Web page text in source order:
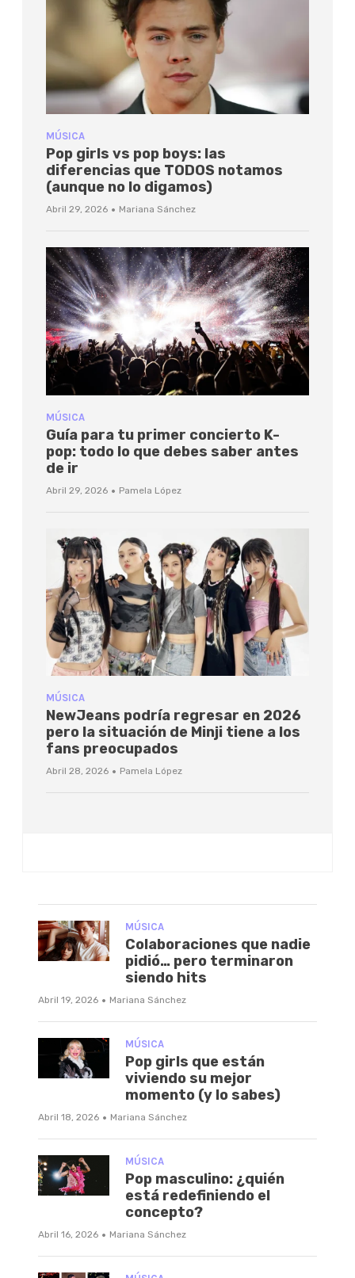
MÚSICA
Pop girls vs pop boys: las
diferencias que TODOS notamos
(aunque no lo digamos)
Abril 29, 2026 · Mariana Sánchez
MÚSICA
Guía para tu primer concierto K-
pop: todo lo que debes saber antes
de ir
Abril 29, 2026 · Pamela López
MÚSICA
NewJeans podría regresar en 2026
pero la situación de Minji tiene a los
fans preocupados
Abril 28, 2026 · Pamela López
MÚSICA
Colaboraciones que nadie
pidió… pero terminaron
siendo hits
Abril 19, 2026 · Mariana Sánchez
MÚSICA
Pop girls que están
viviendo su mejor
momento (y lo sabes)
Abril 18, 2026 · Mariana Sánchez
MÚSICA
Pop masculino: ¿quién
está redefiniendo el
concepto?
Abril 16, 2026 · Mariana Sánchez